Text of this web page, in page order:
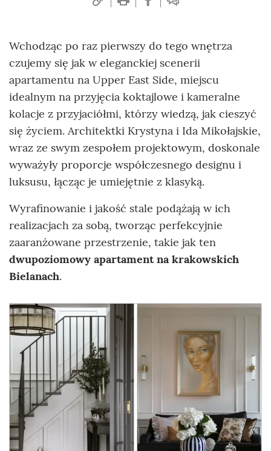
Wchodząc po raz pierwszy do tego wnętrza
czujemy się jak w eleganckiej scenerii
apartamentu na Upper East Side, miejscu
idealnym na przyjęcia koktajlowe i kameralne
kolacje z przyjaciółmi, którzy wiedzą, jak cieszyć
się życiem. Architektki Krystyna i Ida Mikołajskie,
wraz ze swym zespołem projektowym, doskonale
wyważyły proporcje współczesnego designu i
luksusu, łącząc je umiejętnie z klasyką.
Wyrafinowanie i jakość stale podążają w ich
realizacjach za sobą, tworząc perfekcyjnie
zaaranżowane przestrzenie, takie jak ten
dwupoziomowy apartament na krakowskich
Bielanach.